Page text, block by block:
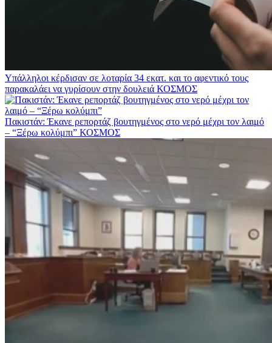
Υπάλληλοι κέρδισαν σε λοταρία 34 εκατ. και το αφεντικό τους
παρακαλάει να γυρίσουν στην δουλειά ΚΟΣΜΟΣ
Πακιστάν: Έκανε ρεπορτάζ βουτηγμένος στο νερό μέχρι τον λαιμό
– “Ξέρω κολύμπι” ΚΟΣΜΟΣ